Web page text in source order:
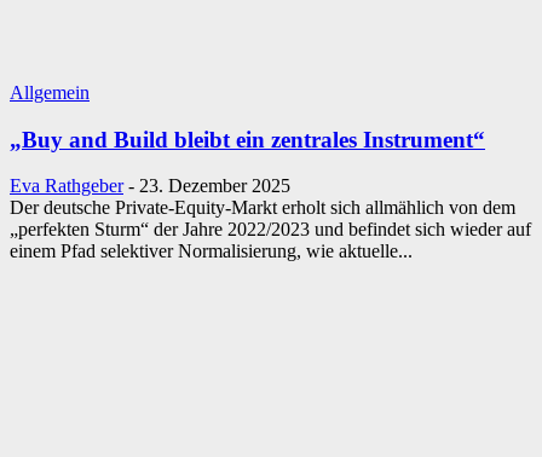
Allgemein
„Buy and Build bleibt ein zentrales Instrument“
Eva Rathgeber - 23. Dezember 2025
Der deutsche Private‑Equity‑Markt erholt sich allmählich von dem
„perfekten Sturm“ der Jahre 2022/2023 und befindet sich wieder auf
einem Pfad selektiver Normalisierung, wie aktuelle...